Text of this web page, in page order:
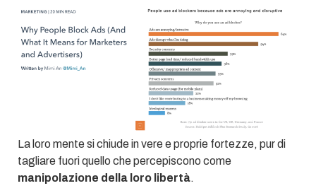
La loro mente si chiude in vere e proprie fortezze, pur di
tagliare fuori quello che percepiscono come
manipolazione della loro libertà.